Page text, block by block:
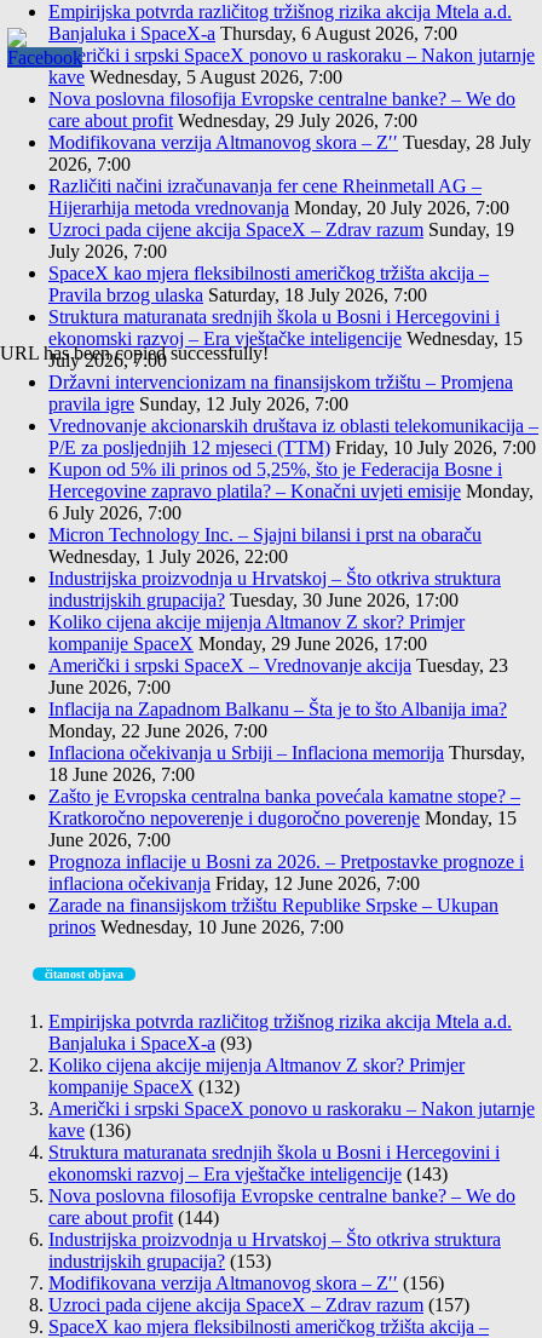
URL has been copied successfully!
Empirijska potvrda različitog tržišnog rizika akcija Mtela a.d.
Banjaluka i SpaceX-a Thursday, 6 August 2026, 7:00
Američki i srpski SpaceX ponovo u raskoraku – Nakon jutarnje
kave Wednesday, 5 August 2026, 7:00
Nova poslovna filosofija Evropske centralne banke? – We do
care about profit Wednesday, 29 July 2026, 7:00
Modifikovana verzija Altmanovog skora – Z′′ Tuesday, 28 July
2026, 7:00
Različiti načini izračunavanja fer cene Rheinmetall AG –
Hijerarhija metoda vrednovanja Monday, 20 July 2026, 7:00
Uzroci pada cijene akcija SpaceX – Zdrav razum Sunday, 19
July 2026, 7:00
SpaceX kao mjera fleksibilnosti američkog tržišta akcija –
Pravila brzog ulaska Saturday, 18 July 2026, 7:00
Struktura maturanata srednjih škola u Bosni i Hercegovini i
ekonomski razvoj – Era vještačke inteligencije Wednesday, 15
July 2026, 7:00
Državni intervencionizam na finansijskom tržištu – Promjena
pravila igre Sunday, 12 July 2026, 7:00
Vrednovanje akcionarskih društava iz oblasti telekomunikacija –
P/E za posljednjih 12 mjeseci (TTM) Friday, 10 July 2026, 7:00
Kupon od 5% ili prinos od 5,25%, što je Federacija Bosne i
Hercegovine zapravo platila? – Konačni uvjeti emisije Monday,
6 July 2026, 7:00
Micron Technology Inc. – Sjajni bilansi i prst na obaraču
Wednesday, 1 July 2026, 22:00
Industrijska proizvodnja u Hrvatskoj – Što otkriva struktura
industrijskih grupacija? Tuesday, 30 June 2026, 17:00
Koliko cijena akcije mijenja Altmanov Z skor? Primjer
kompanije SpaceX Monday, 29 June 2026, 17:00
Američki i srpski SpaceX – Vrednovanje akcija Tuesday, 23
June 2026, 7:00
Inflacija na Zapadnom Balkanu – Šta je to što Albanija ima?
Monday, 22 June 2026, 7:00
Inflaciona očekivanja u Srbiji – Inflaciona memorija Thursday,
18 June 2026, 7:00
Zašto je Evropska centralna banka povećala kamatne stope? –
Kratkoročno nepoverenje i dugoročno poverenje Monday, 15
June 2026, 7:00
Prognoza inflacije u Bosni za 2026. – Pretpostavke prognoze i
inflaciona očekivanja Friday, 12 June 2026, 7:00
Zarade na finansijskom tržištu Republike Srpske – Ukupan
prinos Wednesday, 10 June 2026, 7:00
čitanost objava
Empirijska potvrda različitog tržišnog rizika akcija Mtela a.d.
Banjaluka i SpaceX-a (93)
Koliko cijena akcije mijenja Altmanov Z skor? Primjer
kompanije SpaceX (132)
Američki i srpski SpaceX ponovo u raskoraku – Nakon jutarnje
kave (136)
Struktura maturanata srednjih škola u Bosni i Hercegovini i
ekonomski razvoj – Era vještačke inteligencije (143)
Nova poslovna filosofija Evropske centralne banke? – We do
care about profit (144)
Industrijska proizvodnja u Hrvatskoj – Što otkriva struktura
industrijskih grupacija? (153)
Modifikovana verzija Altmanovog skora – Z′′ (156)
Uzroci pada cijene akcija SpaceX – Zdrav razum (157)
SpaceX kao mjera fleksibilnosti američkog tržišta akcija –